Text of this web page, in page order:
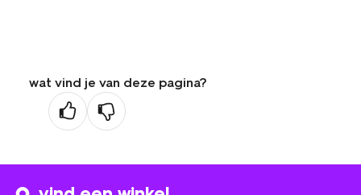
wat vind je van deze pagina?